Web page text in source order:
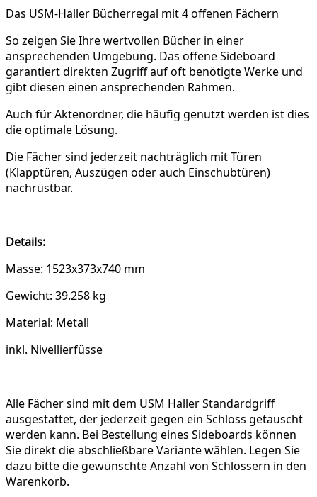
Das USM-Haller Bücherregal mit 4 offenen Fächern
So zeigen Sie Ihre wertvollen Bücher in einer
ansprechenden Umgebung. Das offene Sideboard
garantiert direkten Zugriff auf oft benötigte Werke und
gibt diesen einen ansprechenden Rahmen.
Auch für Aktenordner, die häufig genutzt werden ist dies
die optimale Lösung.
Die Fächer sind jederzeit nachträglich mit Türen
(Klapptüren, Auszügen oder auch Einschubtüren)
nachrüstbar.
Details:
Masse: 1523x373x740 mm
Gewicht: 39.258 kg
Material: Metall
inkl. Nivellierfüsse
Alle Fächer sind mit dem USM Haller Standardgriff
ausgestattet, der jederzeit gegen ein Schloss getauscht
werden kann. Bei Bestellung eines Sideboards können
Sie direkt die abschließbare Variante wählen. Legen Sie
dazu bitte die gewünschte Anzahl von Schlössern in den
Warenkorb.